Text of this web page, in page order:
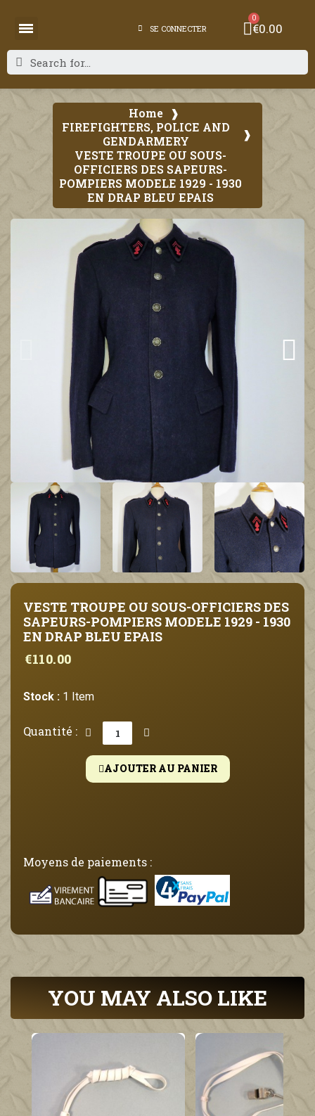
SE CONNECTER €0.00
Home
FIREFIGHTERS, POLICE AND
GENDARMERY
VESTE TROUPE OU SOUS-
OFFICIERS DES SAPEURS-
POMPIERS MODELE 1929 - 1930
EN DRAP BLEU EPAIS
VESTE TROUPE OU SOUS-OFFICIERS DES
SAPEURS-POMPIERS MODELE 1929 - 1930
EN DRAP BLEU EPAIS
€110.00
Stock : 1 Item
Quantité :
AJOUTER AU PANIER
Moyens de paiements :
YOU MAY ALSO LIKE